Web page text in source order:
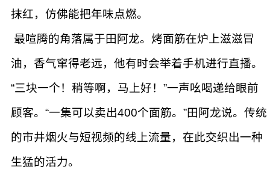
抹红，仿佛能把年味点燃。
最喧腾的角落属于田阿龙。烤面筋在炉上滋滋冒
油，香气窜得老远，他有时会举着手机进行直播。
“三块一个！稍等啊，马上好！”一声吆喝递给眼前
顾客。“一集可以卖出400个面筋。”田阿龙说。传统
的市井烟火与短视频的线上流量，在此交织出一种
生猛的活力。